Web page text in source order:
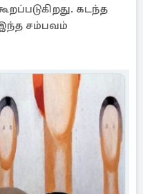
கடந்த
சம்பவம்